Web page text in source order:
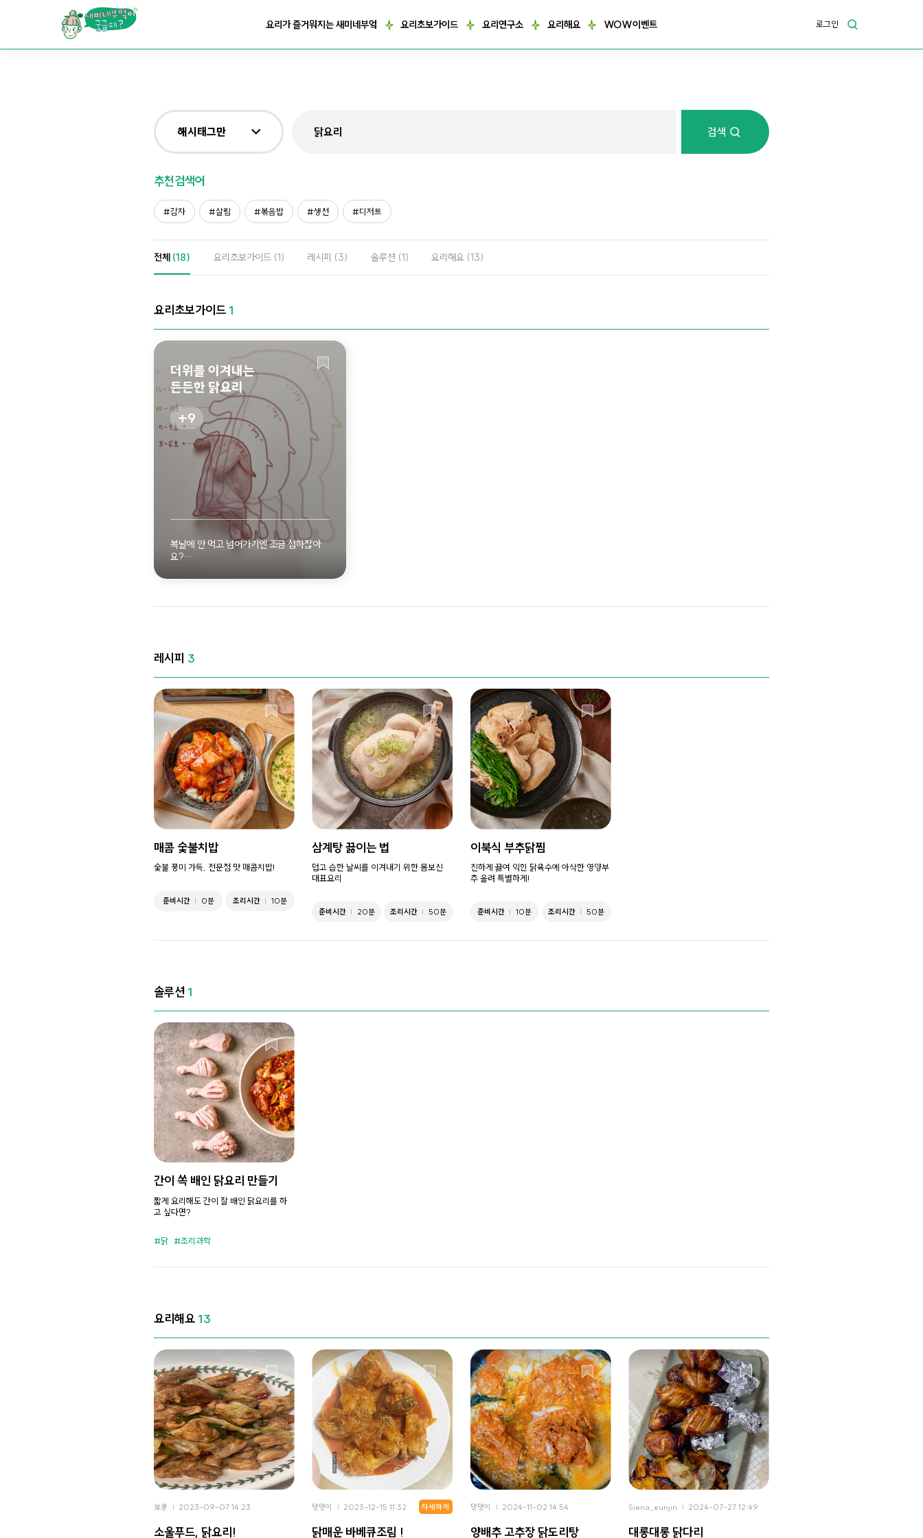
요리가
요리가 즐거워지는 새미네부엌 요리초보가이드 요리연구소 요리해요 WOW이벤트 로그인
해시태그만
전체
제목&내용만
재료만
해시태그만
검색
추천검색어
감자 살림 볶음밥 생선 디저트
전체 (18) 요리초보가이드 (1) 레시피 (3) 솔루션 (1) 요리해요 (13)
요리초보가이드 1
더위를 이겨내는
든든한 닭요리
9
복날에 안 먹고 넘어가기엔 조금 섭하잖아
요?
모음
자세히 보기
레시피 3
매콤 숯불치밥
숯불 풍미 가득, 전문점 맛 매콤치밥!
준비시간 0분 조리시간 10분
삼계탕 끓이는 법
덥고 습한 날씨를 이겨내기 위한 몸보신
대표요리
준비시간 20분 조리시간 50분
이북식 부추닭찜
진하게 끓여 익힌 닭육수에 아삭한 영양부
추 올려 특별하게!
준비시간 10분 조리시간 50분
솔루션 1
간이 쏙 배인 닭요리 만들기
짧게 요리해도 간이 잘 배인 닭요리를 하
고 싶다면?
닭 조리과학
요리해요 13
보콩 2023-09-07 14:23
소울푸드, 닭요리!
댕댕이 2023-12-15 11:32
닭매운 바베큐조림 !
자세하게 댕댕이 2024-11-02 14:54
양배추 고추장 닭도리탕
Siena_eunjin 2024-07-27 12:49
대롱대롱 닭다리